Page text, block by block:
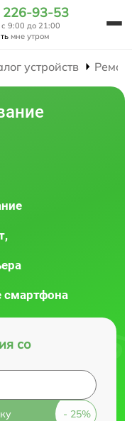
226-93-53
9:00 до 21:00
мне утром
устройств
смартфона
со